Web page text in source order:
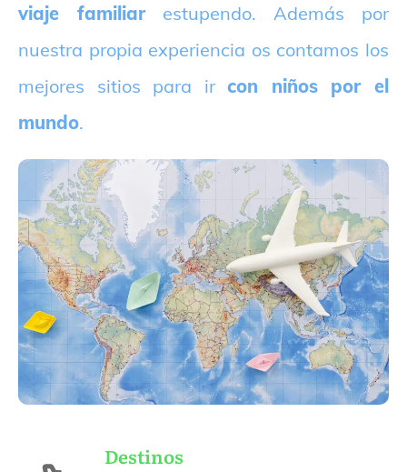
viaje familiarestupendo. Además por
nuestra propia experiencia os contamos los
mejores sitios para ircon niños por el
mundo.
Destinos